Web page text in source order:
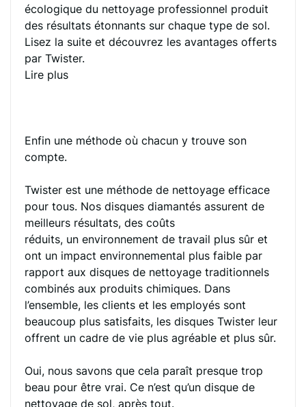
écologique du nettoyage professionnel produit
des résultats étonnants sur chaque type de sol.
Lisez la suite et découvrez les avantages offerts
par Twister.
Lire plus
Enfin une méthode où chacun y trouve son
compte.
Twister est une méthode de nettoyage efficace
pour tous. Nos disques diamantés assurent de
meilleurs résultats, des coûts
réduits, un environnement de travail plus sûr et
ont un impact environnemental plus faible par
rapport aux disques de nettoyage traditionnels
combinés aux produits chimiques. Dans
l’ensemble, les clients et les employés sont
beaucoup plus satisfaits, les disques Twister leur
offrent un cadre de vie plus agréable et plus sûr.
Oui, nous savons que cela paraît presque trop
beau pour être vrai. Ce n’est qu’un disque de
nettoyage de sol, après tout.